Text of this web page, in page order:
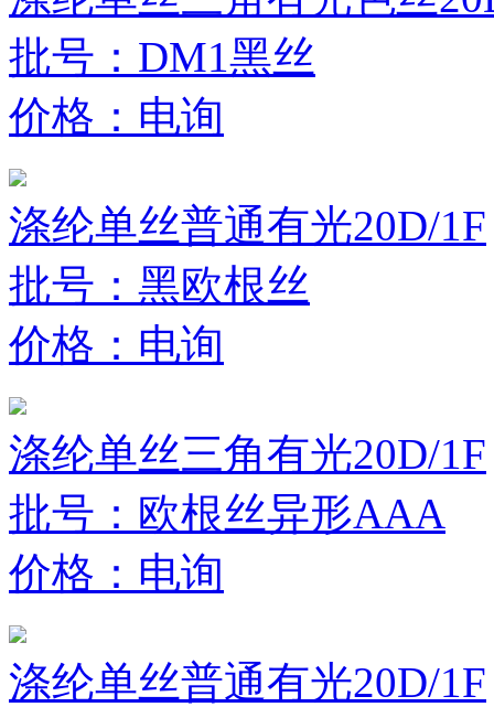
批号：DM1黑丝
价格：电询
涤纶单丝普通有光20D/1F
批号：黑欧根丝
价格：电询
涤纶单丝三角有光20D/1F
批号：欧根丝异形AAA
价格：电询
涤纶单丝普通有光20D/1F